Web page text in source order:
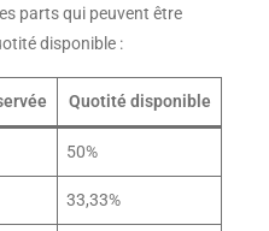
parts qui peuvent être
disponible :
Quotité disponible
50%
33,33%